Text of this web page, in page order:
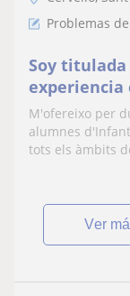
Problemas
Soy
experiencia
de
M'ofereixo per
alumnes
tots els àmbits
ver